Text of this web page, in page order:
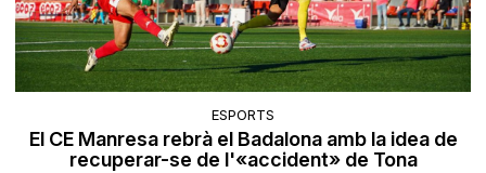
ESPORTS
El CE Manresa rebrà el Badalona amb la idea de
recuperar-se de l'«accident» de Tona